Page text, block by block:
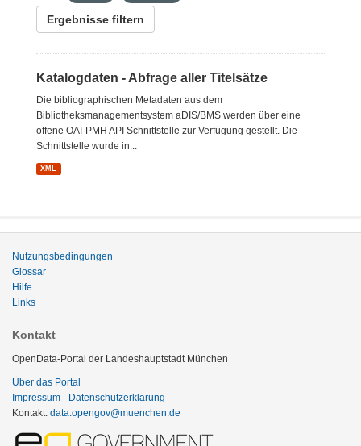
Ergebnisse filtern
Katalogdaten - Abfrage aller Titelsätze
Die bibliographischen Metadaten aus dem
Bibliotheksmanagementsystem aDIS/BMS werden über eine
offene OAI-PMH API Schnittstelle zur Verfügung gestellt. Die
Schnittstelle wurde in...
XML
Nutzungsbedingungen
Glossar
Hilfe
Links
Kontakt
OpenData-Portal der Landeshauptstadt München
Über das Portal
Impressum - Datenschutzerklärung
Kontakt: data.opengov@muenchen.de